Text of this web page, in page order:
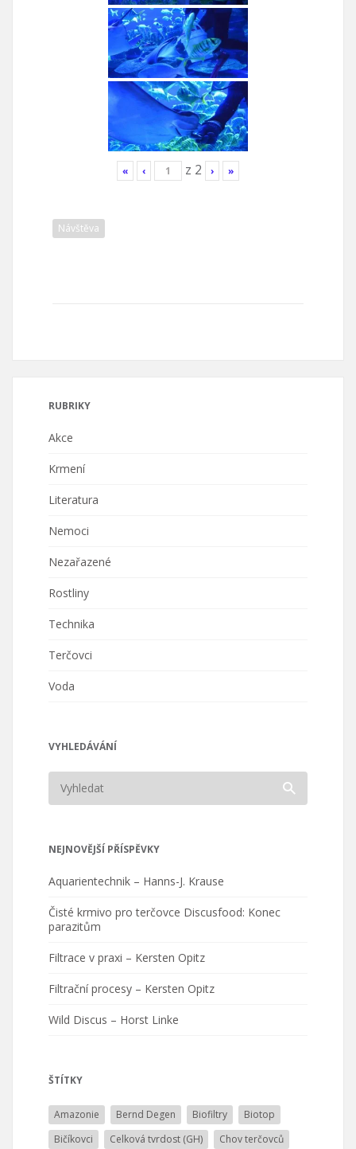
« ‹ z 2 › »
Návštěva
RUBRIKY
Akce
Krmení
Literatura
Nemoci
Nezařazené
Rostliny
Technika
Terčovci
Voda
VYHLEDÁVÁNÍ
NEJNOVĚJŠÍ PŘÍSPĚVKY
Aquarientechnik – Hanns-J. Krause
Čisté krmivo pro terčovce Discusfood: Konec
parazitům
Filtrace v praxi – Kersten Opitz
Filtrační procesy – Kersten Opitz
Wild Discus – Horst Linke
ŠTÍTKY
Amazonie Bernd Degen Biofiltry
Biotop
Bičíkovci
Celková tvrdost (GH)
Chov terčovců